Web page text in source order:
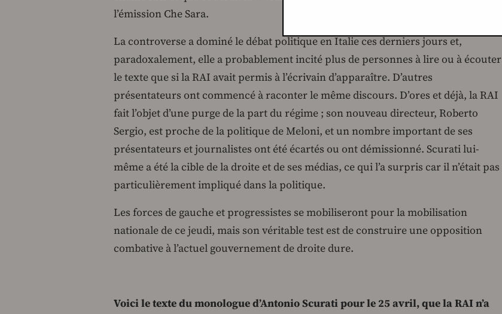
l’émission Che Sara.
La controverse a dominé le débat politique en Italie ces derniers jours et,
paradoxalement, elle a probablement incité plus de personnes à lire ou à écouter
le texte que si la RAI avait permis à l’écrivain d’apparaître. D’autres
présentateurs ont commencé à raconter le même discours. D’ores et déjà, la RAI
fait l’objet d’une purge de la part du régime ; son nouveau directeur, Roberto
Sergio, est proche de la politique de Meloni, et un nombre important de ses
présentateurs et journalistes ont été écartés ou ont démissionné. Scurati lui-
même a été la cible de la droite et de ses médias, ce qui l’a surpris car il n’était pas
particulièrement impliqué dans la politique.
Les forces de gauche et progressistes se mobiliseront pour la mobilisation
nationale de ce jeudi, mais son véritable test est de construire une opposition
combative à l’actuel gouvernement de droite dure.
Voici le texte du monologue d’Antonio Scurati pour le 25 avril, que la RAI n’a